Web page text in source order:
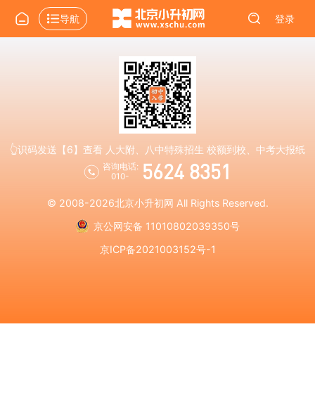
导航 登录
👆识码发送【6】查看 人大附、八中特殊招生 校额到校、中考大报纸
咨询电话:
010-
5624 8351
© 2008-2026北京小升初网 All Rights Reserved.
京公网安备 11010802039350号
京ICP备2021003152号-1